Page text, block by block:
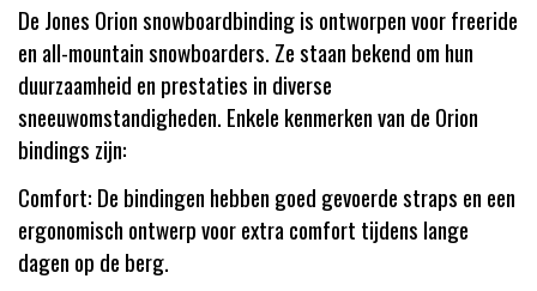
De Jones Orion snowboardbinding is ontworpen voor freeride
en all-mountain snowboarders. Ze staan bekend om hun
duurzaamheid en prestaties in diverse
sneeuwomstandigheden. Enkele kenmerken van de Orion
bindings zijn:
Comfort: De bindingen hebben goed gevoerde straps en een
ergonomisch ontwerp voor extra comfort tijdens lange
dagen op de berg.